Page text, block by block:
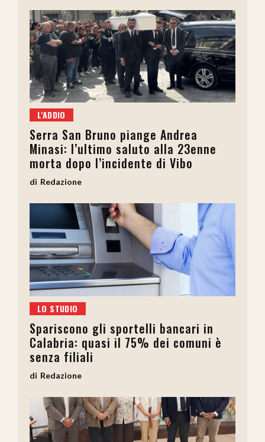
L'ADDIO
Serra San Bruno piange Andrea
Minasi: l’ultimo saluto alla 23enne
morta dopo l’incidente di Vibo
Redazione
LO STUDIO
Spariscono gli sportelli bancari in
Calabria: quasi il 75% dei comuni è
senza filiali
Redazione